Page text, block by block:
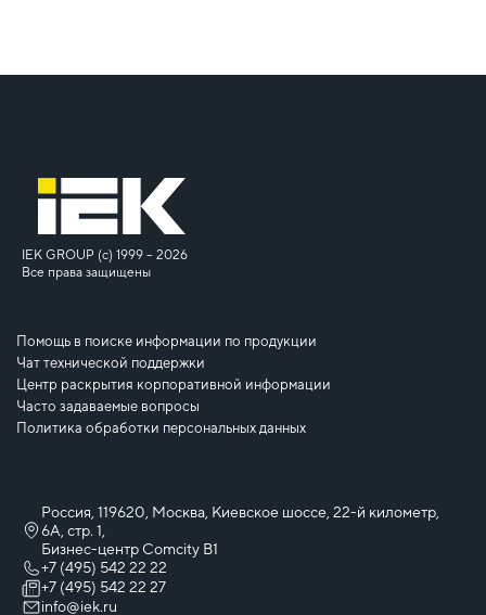
IEK GROUP (c) 1999 – 2026
Все права защищены
Помощь в поиске информации по продукции
Чат технической поддержки
Центр раскрытия корпоративной информации
Часто задаваемые вопросы
Политика обработки персональных данных
Россия, 119620, Москва, Киевское шоссе, 22-й километр,
6А, стр. 1,
Бизнес-центр Comcity B1
+7 (495) 542 22 22
+7 (495) 542 22 27
info@iek.ru